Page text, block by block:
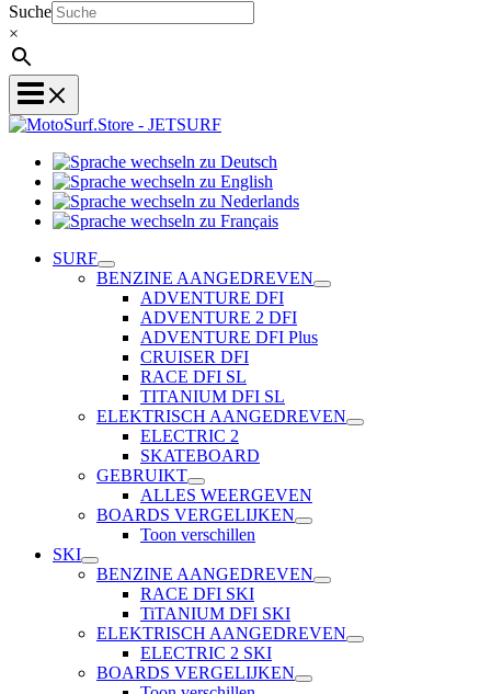
Suche
×
zu
Deutsch
wechseln
zu
Sprache
Sprache
Français
SURF
BENZINE AANGEDREVEN
ADVENTURE DFI
ADVENTURE 2 DFI
ADVENTURE DFI Plus
CRUISER DFI
RACE DFI SL
TITANIUM DFI SL
ELEKTRISCH AANGEDREVEN
ELECTRIC 2
SKATEBOARD
GEBRUIKT
ALLES WEERGEVEN
BOARDS VERGELIJKEN
Toon verschillen
SKI
BENZINE AANGEDREVEN
RACE DFI SKI
TiTANIUM DFI SKI
ELEKTRISCH AANGEDREVEN
ELECTRIC 2 SKI
BOARDS VERGELIJKEN